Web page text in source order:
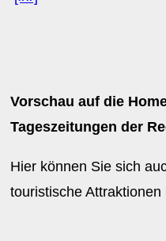
Vorschau auf die
Tageszeitungen der
Hier können Sie sich
touristische